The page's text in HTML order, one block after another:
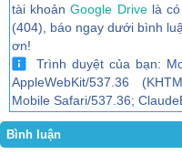
tài khoảnGoogle Drivelà có
(404), báo ngay dưới bình
ơn!
Trình duyệt của bạn:
AppleWebKit/537.36
Mobile Safari/537.36;
Bình luận